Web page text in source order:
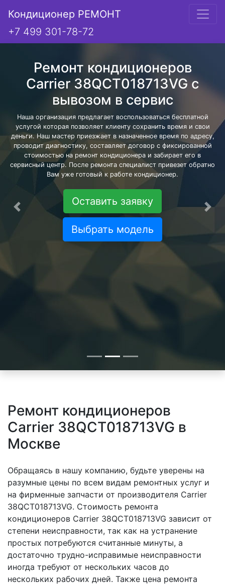
Кондиционер РЕМОНТ
+7 499 301-78-72
Ремонт кондиционеров
Carrier 38QCT018713VG с
вывозом в сервис
Наша организация предлагает воспользоваться бесплатной
услугой которая позволяет клиенту сохранить время и свои
деньги. Наш мастер приезжает в назначенное время по адресу,
проводит диагностику, составляет договор с фиксированной
стоимостью на ремонт кондиционера и забирает его в
сервисный центр. После ремонта специалист привезет обратно
Вам уже готовый к работе кондиционер.
Оставить заявку
Выбрать модель
Предыдущая
Ремонт кондиционеров
Carrier 38QCT018713VG в
Москве
Обращаясь в нашу компанию, будьте уверены на
разумные цены по всем видам ремонтных услуг и
на фирменные запчасти от производителя Carrier
38QCT018713VG. Стоимость ремонта
кондиционеров Carrier 38QCT018713VG зависит от
степени неисправности, так как на устранение
простых потребуются считанные минуты, а
достаточно трудно-исправимые неисправности
иногда требуют от нескольких часов до
нескольких рабочих дней. Также цена ремонта